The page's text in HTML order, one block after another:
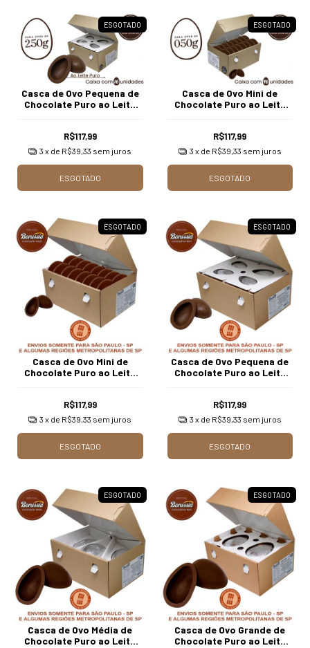
ESGOTADO
Casca de Ovo Pequena de
Chocolate Puro ao Leite
R$117,99
3 x de R$39,33 sem juros
ESGOTADO
ESGOTADO
Casca de Ovo Mini de
Chocolate Puro ao Leite
R$117,99
3 x de R$39,33 sem juros
ESGOTADO
ESGOTADO
Casca de Ovo Mini de
Chocolate Puro ao Leite
R$117,99
3 x de R$39,33 sem juros
ESGOTADO
ESGOTADO
Casca de Ovo Pequena de
Chocolate Puro ao Leite
R$117,99
3 x de R$39,33 sem juros
ESGOTADO
ESGOTADO
Casca de Ovo Média de
Chocolate Puro ao Leite
ESGOTADO
Casca de Ovo Grande de
Chocolate Puro ao Leite